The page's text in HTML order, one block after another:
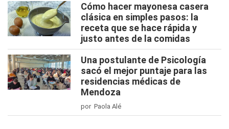
Cómo hacer mayonesa casera
clásica en simples pasos: la
receta que se hace rápida y
justo antes de la comidas
Una postulante de Psicología
sacó el mejor puntaje para las
residencias médicas de
Mendoza
por Paola Alé